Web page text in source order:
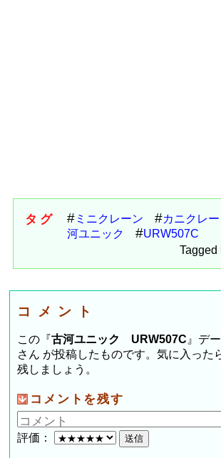
タグ ミニクレーン カニクレー
河ユニック
URW507C
Tagged
コメント
この『古河ユニック URW507C』デ
さん が投稿したものです。気に入った
残しましょう。
コメントを残す
評価：